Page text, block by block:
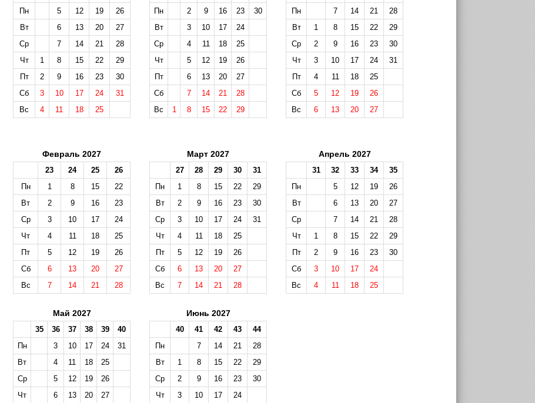
Пн
5 12 19
26
Вт
6 13 20
27
Ср
7 14 21
28
Чт
1 8 15 22
29
Пт
2 9 16 23
30
Сб
3 10 17 24
31
Вс
4 11 18 25
Пн
2 9 16 23
30
Вт
3 10 17
24
Ср
4 11 18
25
Чт
5 12 19
26
Пт
6 13 20
27
Сб
7 14 21
28
Вс
1 8 15 22 29
Пн
7 14 21
28
Вт
1 8 15 22
29
Ср
2 9 16 23
30
Чт
3 10 17 24
31
Пт
4 11 18
25
Сб
5 12 19
26
Вс
6 13 20 27
Февраль 2027
23 24 25
26
Пн
1 8 15
22
Вт
2 9 16
23
Ср
3 10 17
24
Чт
4 11 18
25
Пт
5 12 19
26
Сб
6 13 20
27
Вс
7 14 21 28
Март 2027
27 28 29 30
31
Пн
1 8 15 22
29
Вт
2 9 16 23
30
Ср
3 10 17 24
31
Чт
4 11 18
25
Пт
5 12 19
26
Сб
6 13 20
27
Вс
7 14 21 28
Апрель 2027
31 32 33 34
35
Пн
5 12 19
26
Вт
6 13 20
27
Ср
7 14 21
28
Чт
1 8 15 22
29
Пт
2 9 16 23
30
Сб
3 10 17
24
Вс
4 11 18 25
Май 2027
35 36 37 38 39
40
Пн
3 10 17 24
31
Вт
4 11 18
25
Ср
5 12 19
26
Чт
6 13 20 27
Июнь 2027
40 41 42 43
44
Пн
7 14 21
28
Вт
1 8 15 22
29
Ср
2 9 16 23
30
Чт
3 10 17 24